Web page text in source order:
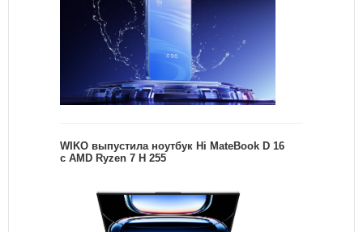
WIKO выпустила ноутбук Hi MateBook D 16
с AMD Ryzen 7 H 255